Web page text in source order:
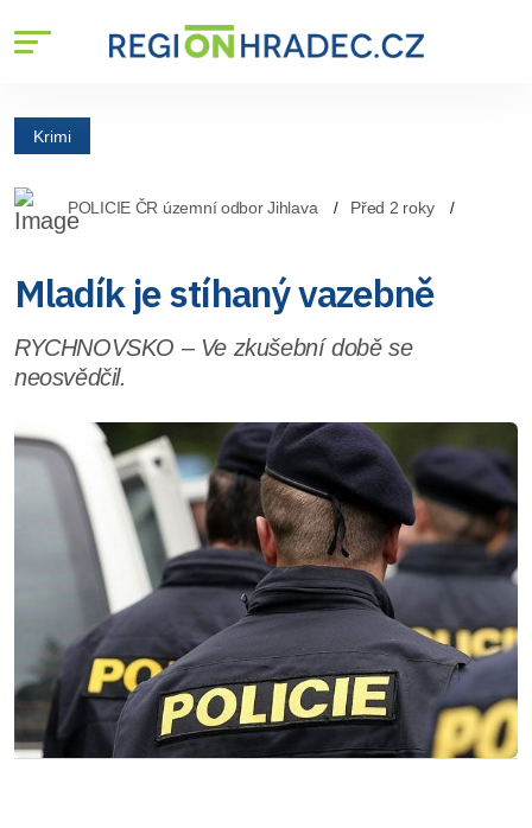
Krimi
POLICIE ČR územní odbor Jihlava Před 2 roky
Mladík je stíhaný vazebně
RYCHNOVSKO – Ve zkušební době se
neosvědčil.